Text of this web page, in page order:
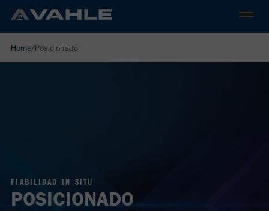
Home/Posicionado
FIABILIDAD IN SITU
POSICIONADO